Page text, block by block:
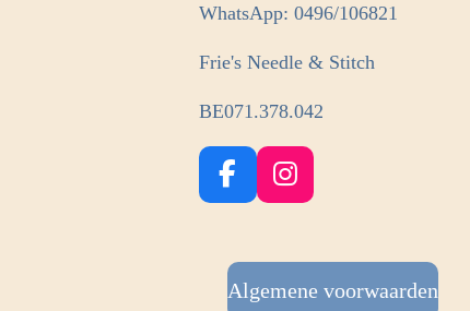
WhatsApp: 0496/106821
Frie's Needle & Stitch
BE071.378.042
F
e
b
I
t
a
Algemene voorwaarden